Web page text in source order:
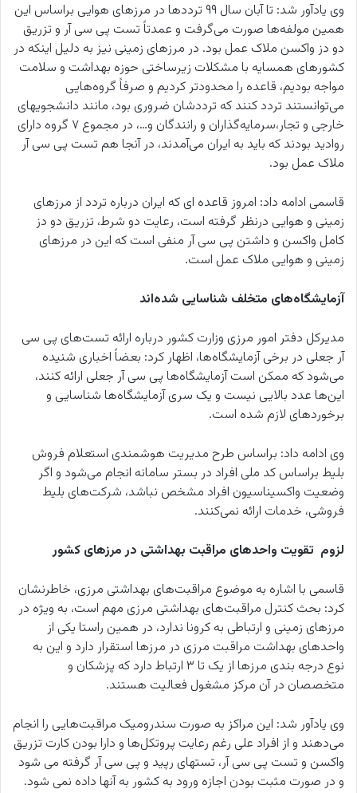
وی یادآور شد: تا آبان سال ۹۹ ترددها در مرزهای هوایی براساس این
همین مولفه‌ها صورت می‌گرفت و عمدتاً تست پی سی آر و تزریق
دو دز واکسن ملاک عمل بود. در مرزهای زمینی نیز به دلیل اینکه در
کشورهای همسایه با مشکلات زیرساختی حوزه بهداشت و سلامت
مواجه بودیم، قاعده را محدودتر کردیم و صرفاً گروه‌هایی
می‌توانستند تردد کنند که ترددشان ضروری بود، مانند دانشجویهای
خارجی و تجار،سرمایه‌گذاران و رانندگان و…، در مجموع ۷ گروه دارای
روادید بودند که باید به ایران می‌آمدند، در آنجا هم تست پی سی آر
ملاک عمل بود.
قاسمی ادامه داد: امروز قاعده ای که ایران درباره تردد از مرزهای
زمینی و هوایی درنظر گرفته است، رعایت دو شرط، تزریق دو دز
کامل واکسن و داشتن پی سی آر منفی است که این در مرزهای
زمینی و هوایی ملاک عمل است.
آزمایشگاه‌های متخلف شناسایی شده‌اند
مدیرکل دفتر امور مرزی وزارت کشور درباره ارائه تست‌های پی سی
آر جعلی در برخی آزمایشگاه‌ها، اظهار کرد: بعضاً اخباری شنیده
می‌شود که ممکن است آزمایشگاه‌ها پی سی آر جعلی ارائه کنند،
این‌ها عدد بالایی نیست و یک سری آزمایشگاه‌ها شناسایی و
برخوردهای لازم شده است.
وی ادامه داد: براساس طرح مدیریت هوشمندی استعلام فروش
بلیط براساس کد ملی افراد در بستر سامانه انجام می‌شود و اگر
وضعیت واکسیناسیون افراد مشخص نباشد، شرکت‌های بلیط
فروشی، خدمات ارائه نمی‌کنند.
لزوم تقویت واحدهای مراقبت بهداشتی در مرزهای کشور
قاسمی با اشاره به موضوع مراقبت‌های بهداشتی مرزی، خاطرنشان
کرد: بحث کنترل مراقبت‌های بهداشتی مرزی مهم است، به ویژه در
مرزهای زمینی و ارتباطی به کرونا ندارد، در همین راستا یکی از
واحدهای بهداشت مراقبت مرزی در مرزها استقرار دارد و این به
نوع درجه بندی مرزها از یک تا ۳ ارتباط دارد که پزشکان و
متخصصان در آن مرکز مشغول فعالیت هستند.
وی یادآور شد: این مراکز به صورت سندرومیک مراقبت‌هایی را انجام
می‌دهند و از افراد علی رغم رعایت پروتکل‌ها و دارا بودن کارت تزریق
واکسن و تست پی سی آر، تستهای رپید و پی سی آر گرفته می شود
و در صورت مثبت بودن اجازه ورود به کشور به آنها داده نمی شود.